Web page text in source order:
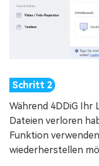
Während 4DDiG Ihr
Dateien verloren
Funktion
wiederherstellen